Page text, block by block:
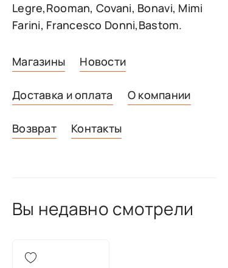
Магазины Новости
Доставка и оплата О компании
Возврат Контакты
Legre,Rooman, Covani, Bonavi, Mimi
Farini, Francesco Donni,Bastom.
Вы недавно смотрели